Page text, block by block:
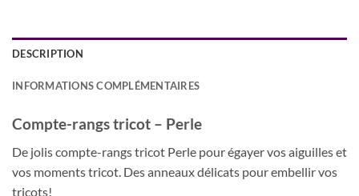
DESCRIPTION
INFORMATIONS COMPLÉMENTAIRES
Compte-rangs tricot – Perle
De jolis compte-rangs tricot Perle pour égayer vos aiguilles et
vos moments tricot. Des anneaux délicats pour embellir vos
tricots!